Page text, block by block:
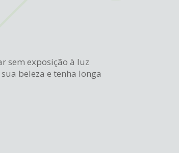
sem exposição à luz
beleza e tenha longa